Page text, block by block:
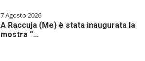
7 Agosto 2026
A Raccuja (Me) è stata inaugurata la
mostra “…